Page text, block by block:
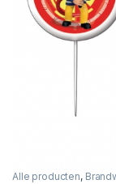
Alle producten,